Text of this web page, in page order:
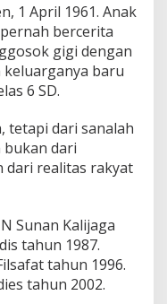
1 April 1961. Anak
bercerita
gigi dengan
baru
6 SD.
tetapi dari sanalah
dari
dari realitas rakyat
Sunan Kalijaga
tahun 1987.
tahun 1996.
tahun 2002.